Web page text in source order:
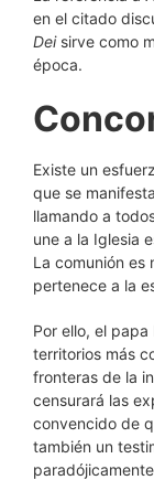
en el citado
Deisirve como
época.
Existe un
que se
llamando a
une a la Iglesia
La comunión es
pertenece a la
Por ello, el
territorios más
fronteras de la
censurará las
convencido de
también un